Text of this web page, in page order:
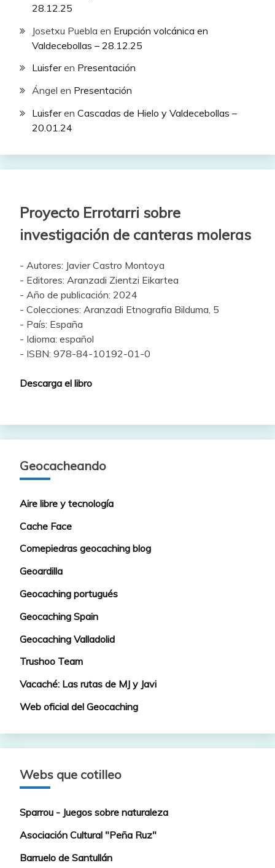
28.12.25
Josetxu Puebla en Erupción volcánica en
Valdecebollas – 28.12.25
Luisferen Presentación
Ángel en Presentación
Luisferen Cascadas de Hielo y Valdecebollas –
20.01.24
Proyecto Errotarri sobre
investigación de canteras moleras
- Autores: Javier Castro Montoya
- Editores: Aranzadi Zientzi Eikartea
- Año de publicación: 2024
- Colecciones: Aranzadi Etnografia Bilduma, 5
- País: España
- Idioma: español
- ISBN: 978-84-10192-01-0
Descarga el libro
Geocacheando
Aire libre y tecnología
Cache Face
Comepiedras geocaching blog
Geoardilla
Geocaching portugués
Geocaching Spain
Geocaching Valladolid
Trushoo Team
Vacaché: Las rutas de MJ y Javi
Web oficial del Geocaching
Webs que cotilleo
Sparrou - Juegos sobre naturaleza
Asociación Cultural "Peña Ruz"
Barruelo de Santullán